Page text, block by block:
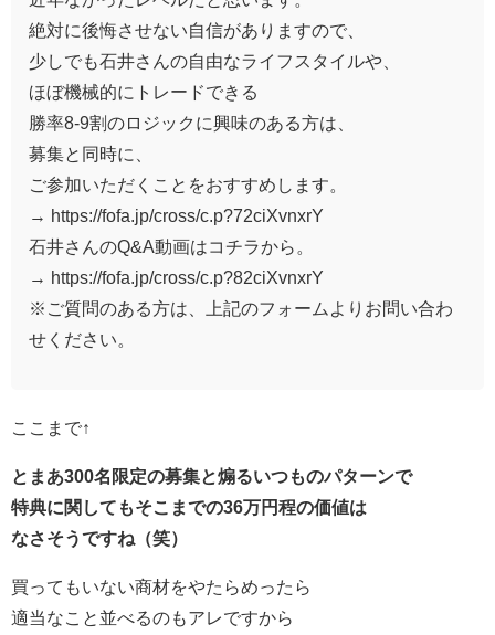
絶対に後悔させない自信がありますので、
少しでも石井さんの自由なライフスタイルや、
ほぼ機械的にトレードできる
勝率8-9割のロジックに興味のある方は、
募集と同時に、
ご参加いただくことをおすすめします。
→ https://fofa.jp/cross/c.p?72ciXvnxrY
石井さんのQ&A動画はコチラから。
→ https://fofa.jp/cross/c.p?82ciXvnxrY
※ご質問のある方は、上記のフォームよりお問い合わ
せください。
ここまで↑
とまあ300名限定の募集と煽るいつものパターンで
特典に関してもそこまでの36万円程の価値は
なさそうですね（笑）
買ってもいない商材をやたらめったら
適当なこと並べるのもアレですから